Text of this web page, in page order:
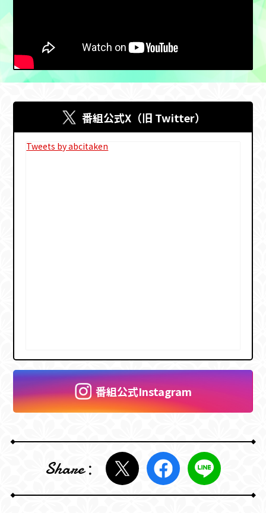
番組公式X（旧 Twitter）
Tweets by abcitaken
番組公式Instagram
Share